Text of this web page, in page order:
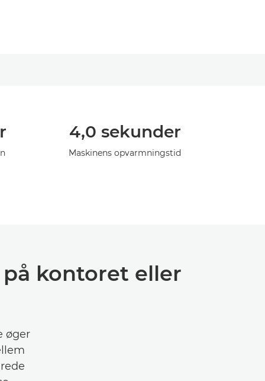
4,0 sekunder
Maskinens opvarmningstid
kontoret eller
øger